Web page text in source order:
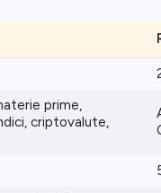
prime,
criptovalute,